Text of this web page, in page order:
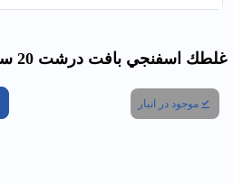
غلطك اسفنجي بافت درشت 20 سانتي ياپاش
موجود در انبار